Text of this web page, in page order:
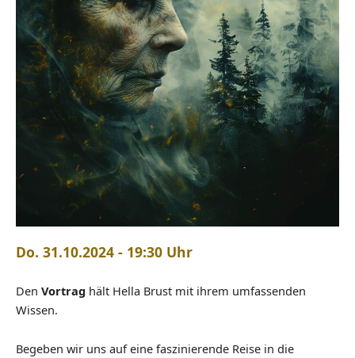
Do. 31.10.2024 - 19:30 Uhr
Den Vortrag hält Hella Brust mit ihrem umfassenden
Wissen.
Begeben wir uns auf eine faszinierende Reise in die